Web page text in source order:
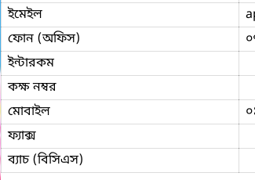
ইমেইল
ফোন (অফিস)
ইন্টারকম
কক্ষ নম্বর
মোবাইল
ফ্যাক্স
ব্যাচ (বিসিএস)